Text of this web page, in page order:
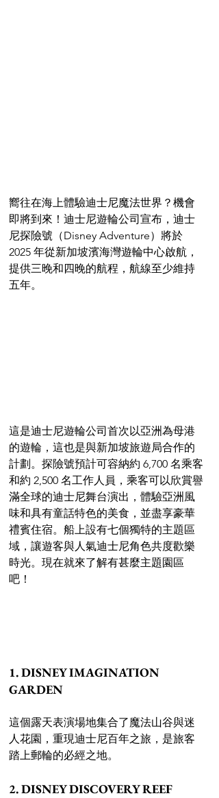
嚮往在海上體驗迪士尼魔法世界？機會
即將到來！迪士尼遊輪公司宣布，迪士
尼探險號（Disney Adventure）將於
2025 年從新加坡濱海灣遊輪中心啟航，
提供三晚和四晚的航程，航線至少維持
五年。
這是迪士尼遊輪公司首次以亞洲為母港
的遊輪，這也是與新加坡旅遊局合作的
計劃。探險號預計可容納約 6,700 名乘客
和約 2,500 名工作人員，乘客可以欣賞譽
滿全球的迪士尼舞台演出，體驗亞洲風
味和具有童話特色的美食，並盡享豪華
禮賓住宿。船上設有七個獨特的主題區
域，讓遊客與人氣迪士尼角色共度歡樂
時光。現在就來了解有甚麼主題園區
吧！
1. DISNEY IMAGINATION
GARDEN
這個露天表演場地集合了魔法山谷與迷
人花園，重現迪士尼百年之旅，是旅客
踏上郵輪的必經之地。
2. DISNEY DISCOVERY REEF